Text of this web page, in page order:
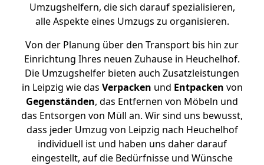
Umzugshelfern, die sich darauf spezialisieren,
alle Aspekte eines Umzugs zu organisieren.
Von der Planung über den Transport bis hin zur
Einrichtung Ihres neuen Zuhause in Heuchelhof.
Die Umzugshelfer bieten auch Zusatzleistungen
in Leipzig wie das Verpacken und Entpacken von
Gegenständen, das Entfernen von Möbeln und
das Entsorgen von Müll an. Wir sind uns bewusst,
dass jeder Umzug von Leipzig nach Heuchelhof
individuell ist und haben uns daher darauf
eingestellt, auf die Bedürfnisse und Wünsche